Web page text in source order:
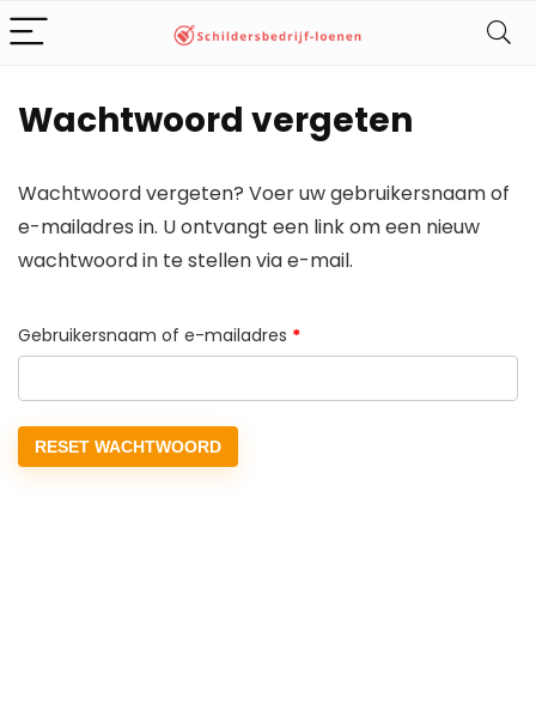
Wachtwoord vergeten
Wachtwoord vergeten? Voer uw gebruikersnaam of
e-mailadres in. U ontvangt een link om een nieuw
wachtwoord in te stellen via e-mail.
Gebruikersnaam of e-mailadres *Vereist
RESET WACHTWOORD